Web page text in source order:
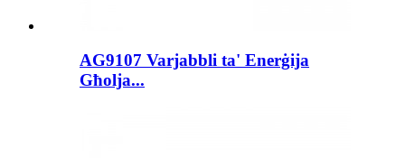
AG9107 Varjabbli ta' Enerġija
Għolja...